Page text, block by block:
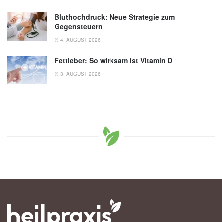
Bluthochdruck: Neue Strategie zum
Gegensteuern
4. AUGUST 2026
Fettleber: So wirksam ist Vitamin D
3. AUGUST 2026